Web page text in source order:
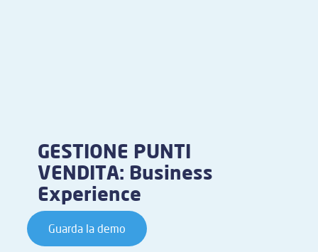
GESTIONE PUNTI
VENDITA: Business
Experience
Guarda la demo